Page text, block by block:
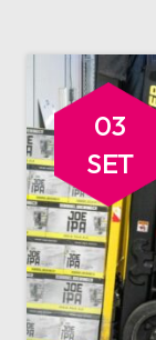
03
SET